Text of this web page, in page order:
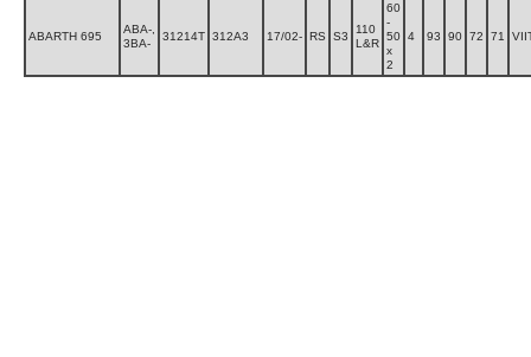
ABARTH 695
ABA-,
3BA-
31214T 312A3 17/02- RS S3
110
L&R
60
-
50
x
2
4 93 90 72 71